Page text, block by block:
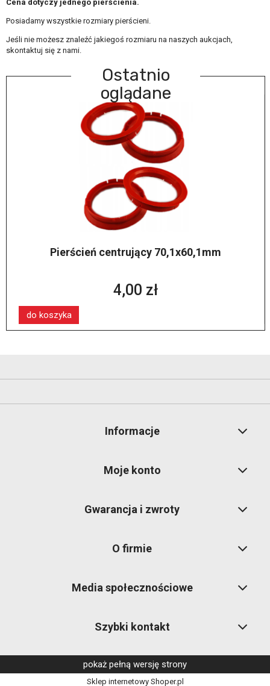
Cena dotyczy jednego pierścienia.
Posiadamy wszystkie rozmiary pierścieni.
Jeśli nie możesz znaleźć jakiegoś rozmiaru na naszych aukcjach,
skontaktuj się z nami.
Ostatnio
oglądane
Pierścień centrujący 70,1x60,1mm
4,00 zł
do koszyka
Informacje
Moje konto
Gwarancja i zwroty
O firmie
Media społecznościowe
Szybki kontakt
pokaż pełną wersję strony
Sklep internetowy Shoper.pl